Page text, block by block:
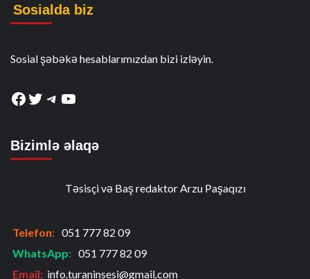
Sosialda biz
Sosial şəbəkə hesablarımızdan bizi izləyin.
Facebook
Twitter
Telegram
YouTube
Bizimlə əlaqə
Təsisçi və Baş redaktor Arzu Paşaqızı
Telefon: 051 777 82 09
WhatsApp: 051 777 82 09
Email: info.turaninsesi@gmail.com